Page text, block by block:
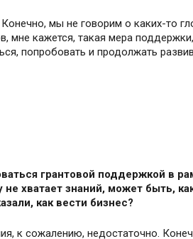
мы не говорим о каких-то
мне кажется, такая мера
попробовать и продолжать
грантовой поддержкой в
не хватает знаний, может быть,
как вести бизнес?
к сожалению, недостаточно.